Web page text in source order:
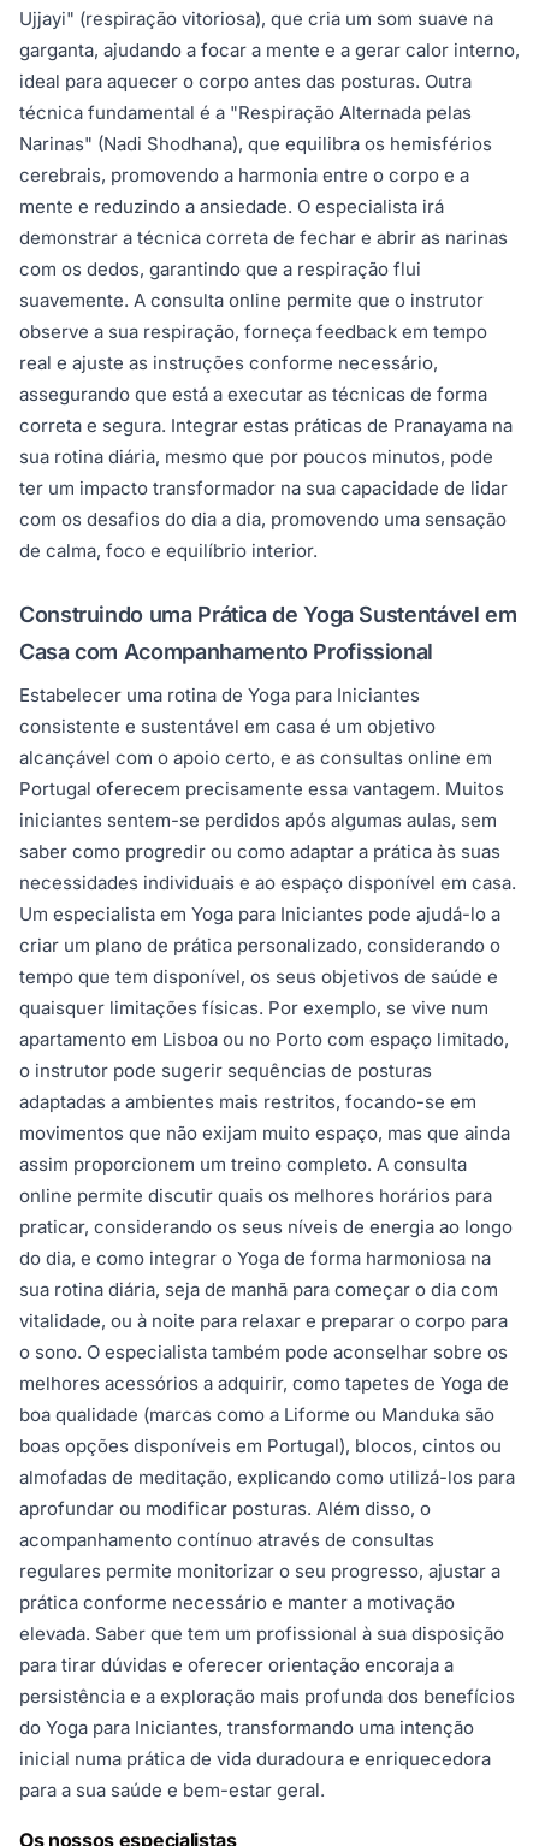
Ujjayi" (respiração vitoriosa), que cria um som suave na
garganta, ajudando a focar a mente e a gerar calor interno,
ideal para aquecer o corpo antes das posturas. Outra
técnica fundamental é a "Respiração Alternada pelas
Narinas" (Nadi Shodhana), que equilibra os hemisférios
cerebrais, promovendo a harmonia entre o corpo e a
mente e reduzindo a ansiedade. O especialista irá
demonstrar a técnica correta de fechar e abrir as narinas
com os dedos, garantindo que a respiração flui
suavemente. A consulta online permite que o instrutor
observe a sua respiração, forneça feedback em tempo
real e ajuste as instruções conforme necessário,
assegurando que está a executar as técnicas de forma
correta e segura. Integrar estas práticas de Pranayama na
sua rotina diária, mesmo que por poucos minutos, pode
ter um impacto transformador na sua capacidade de lidar
com os desafios do dia a dia, promovendo uma sensação
de calma, foco e equilíbrio interior.
Construindo uma Prática de Yoga Sustentável em
Casa com Acompanhamento Profissional
Estabelecer uma rotina de Yoga para Iniciantes
consistente e sustentável em casa é um objetivo
alcançável com o apoio certo, e as consultas online em
Portugal oferecem precisamente essa vantagem. Muitos
iniciantes sentem-se perdidos após algumas aulas, sem
saber como progredir ou como adaptar a prática às suas
necessidades individuais e ao espaço disponível em casa.
Um especialista em Yoga para Iniciantes pode ajudá-lo a
criar um plano de prática personalizado, considerando o
tempo que tem disponível, os seus objetivos de saúde e
quaisquer limitações físicas. Por exemplo, se vive num
apartamento em Lisboa ou no Porto com espaço limitado,
o instrutor pode sugerir sequências de posturas
adaptadas a ambientes mais restritos, focando-se em
movimentos que não exijam muito espaço, mas que ainda
assim proporcionem um treino completo. A consulta
online permite discutir quais os melhores horários para
praticar, considerando os seus níveis de energia ao longo
do dia, e como integrar o Yoga de forma harmoniosa na
sua rotina diária, seja de manhã para começar o dia com
vitalidade, ou à noite para relaxar e preparar o corpo para
o sono. O especialista também pode aconselhar sobre os
melhores acessórios a adquirir, como tapetes de Yoga de
boa qualidade (marcas como a Liforme ou Manduka são
boas opções disponíveis em Portugal), blocos, cintos ou
almofadas de meditação, explicando como utilizá-los para
aprofundar ou modificar posturas. Além disso, o
acompanhamento contínuo através de consultas
regulares permite monitorizar o seu progresso, ajustar a
prática conforme necessário e manter a motivação
elevada. Saber que tem um profissional à sua disposição
para tirar dúvidas e oferecer orientação encoraja a
persistência e a exploração mais profunda dos benefícios
do Yoga para Iniciantes, transformando uma intenção
inicial numa prática de vida duradoura e enriquecedora
para a sua saúde e bem-estar geral.
Os nossos especialistas